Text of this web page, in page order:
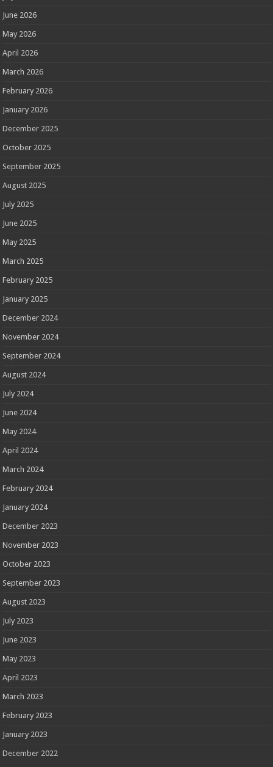
June 2026
May 2026
April 2026
March 2026
February 2026
January 2026
December 2025
October 2025
September 2025
August 2025
July 2025
June 2025
May 2025
March 2025
February 2025
January 2025
December 2024
November 2024
September 2024
August 2024
July 2024
June 2024
May 2024
April 2024
March 2024
February 2024
January 2024
December 2023
November 2023
October 2023
September 2023
August 2023
July 2023
June 2023
May 2023
April 2023
March 2023
February 2023
January 2023
December 2022